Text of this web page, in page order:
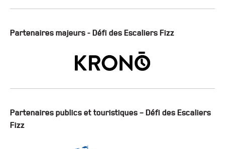
Partenaires majeurs - Défi des Escaliers Fizz
Partenaires publics et touristiques – Défi des Escaliers
Fizz